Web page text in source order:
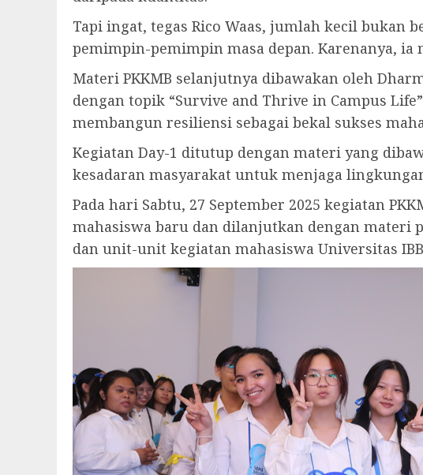
Tapi ingat, tegas Rico Waas, jumlah kecil
pemimpin-pemimpin masa depan. Karenanya,
Materi PKKMB selanjutnya dibawakan oleh
dengan topik “Survive and Thrive in Campus
membangun resiliensi sebagai bekal sukses
Kegiatan Day-1 ditutup dengan materi yang
kesadaran masyarakat untuk menjaga
Pada hari Sabtu, 27 September 2025 kegiatan
mahasiswa baru dan dilanjutkan dengan materi
dan unit-unit kegiatan mahasiswa Universitas